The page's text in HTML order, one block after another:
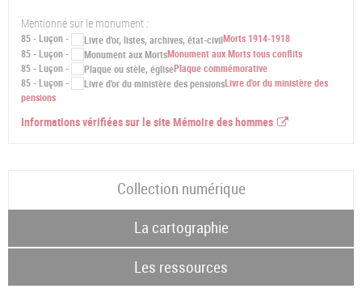
Mentionné sur le monument :
85 - Luçon -
Morts 1914-1918
85 - Luçon -
Monument aux Morts tous conflits
85 - Luçon -
Plaque commémorative
85 - Luçon -
Livre d'or du ministère des
pensions
Informations vérifiées sur le site Mémoire des hommes
Collection numérique
La cartographie
Les ressources